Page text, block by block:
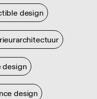
design
design
design